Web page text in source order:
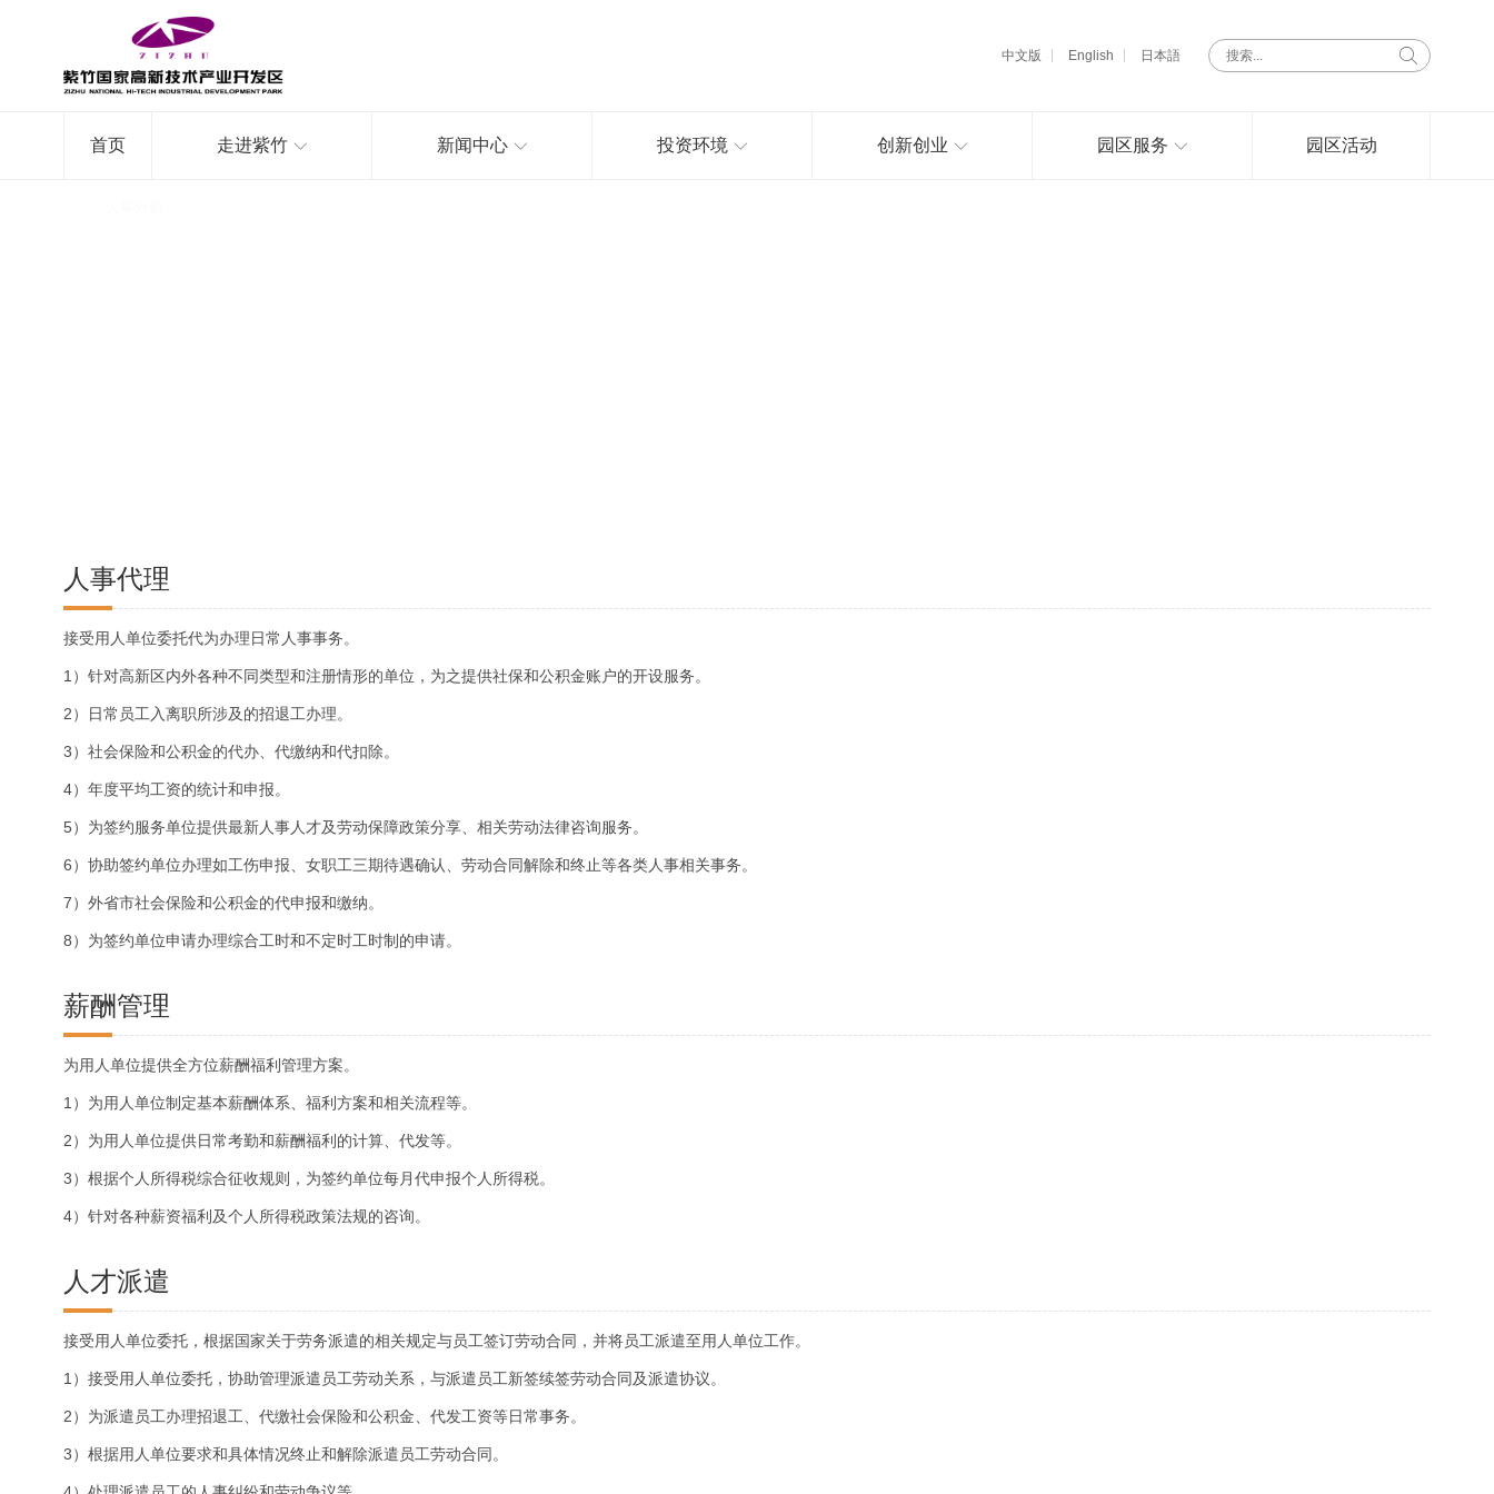
中文版 English 日本語
首页 走进紫竹 新闻中心 投资环境 创新创业 园区服务 园区活动
人事代理
接受用人单位委托代为办理日常人事事务。
1）针对高新区内外各种不同类型和注册情形的单位，为之提供社保和公积金账户的开设服务。
2）日常员工入离职所涉及的招退工办理。
3）社会保险和公积金的代办、代缴纳和代扣除。
4）年度平均工资的统计和申报。
5）为签约服务单位提供最新人事人才及劳动保障政策分享、相关劳动法律咨询服务。
6）协助签约单位办理如工伤申报、女职工三期待遇确认、劳动合同解除和终止等各类人事相关事务。
7）外省市社会保险和公积金的代申报和缴纳。
8）为签约单位申请办理综合工时和不定时工时制的申请。
薪酬管理
为用人单位提供全方位薪酬福利管理方案。
1）为用人单位制定基本薪酬体系、福利方案和相关流程等。
2）为用人单位提供日常考勤和薪酬福利的计算、代发等。
3）根据个人所得税综合征收规则，为签约单位每月代申报个人所得税。
4）针对各种薪资福利及个人所得税政策法规的咨询。
人才派遣
接受用人单位委托，根据国家关于劳务派遣的相关规定与员工签订劳动合同，并将员工派遣至用人单位工作。
1）接受用人单位委托，协助管理派遣员工劳动关系，与派遣员工新签续签劳动合同及派遣协议。
2）为派遣员工办理招退工、代缴社会保险和公积金、代发工资等日常事务。
3）根据用人单位要求和具体情况终止和解除派遣员工劳动合同。